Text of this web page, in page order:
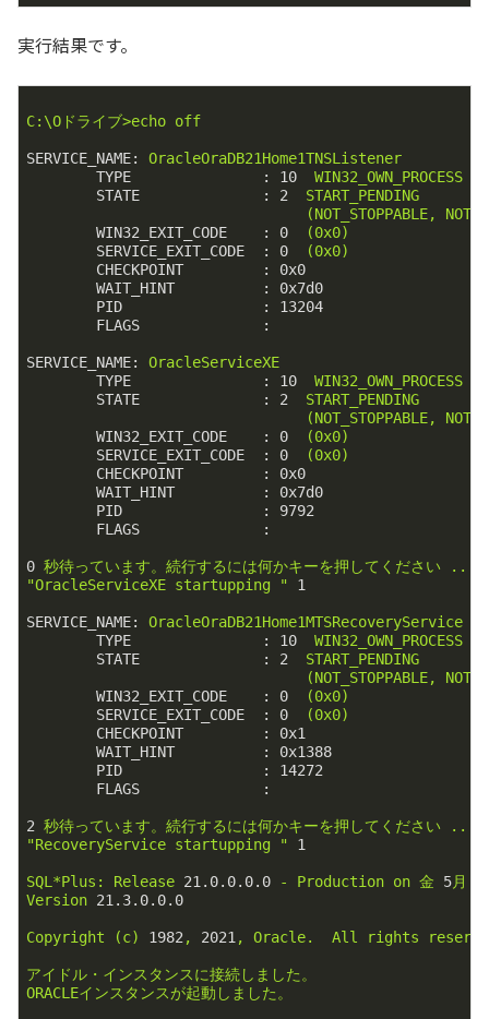
実行結果です。
C:\Oドライブ>echo off
SERVICE_NAME:
OracleOraDB21Home1TNSListener
TYPE               :
10
WIN32_OWN_PROCESS
STATE              :
2
START_PENDING
(NOT_STOPPABLE,
WIN32_EXIT_CODE    :
0
(0x0)
SERVICE_EXIT_CODE  :
0
(0x0)
CHECKPOINT         :
0x0
WAIT_HINT          :
0x7d0
PID                :
13204
FLAGS              :
SERVICE_NAME:
OracleServiceXE
TYPE               :
10
WIN32_OWN_PROCESS
STATE              :
2
START_PENDING
(NOT_STOPPABLE,
WIN32_EXIT_CODE    :
0
(0x0)
SERVICE_EXIT_CODE  :
0
(0x0)
CHECKPOINT         :
0x0
WAIT_HINT          :
0x7d0
PID                :
9792
FLAGS              :
0 秒待っています。続行するには何かキーを押してください
...
"OracleServiceXE startupping "
1
SERVICE_NAME:
OracleOraDB21Home1MTSRecoveryService
TYPE               :
10
WIN32_OWN_PROCESS
STATE              :
2
START_PENDING
(NOT_STOPPABLE,
WIN32_EXIT_CODE    :
0
(0x0)
SERVICE_EXIT_CODE  :
0
(0x0)
CHECKPOINT         :
0x1
WAIT_HINT          :
0x1388
PID                :
14272
FLAGS              :
2 秒待っています。続行するには何かキーを押してください
...
"RecoveryService startupping "
1
SQL*Plus: Release 21.0.0.0.0 - Production on 金 5月
Version 21.3.0.0.0
Copyright (c) 1982 , 2021 , Oracle. All rights
アイドル・インスタンスに接続しました。
ORACLEインスタンスが起動しました。